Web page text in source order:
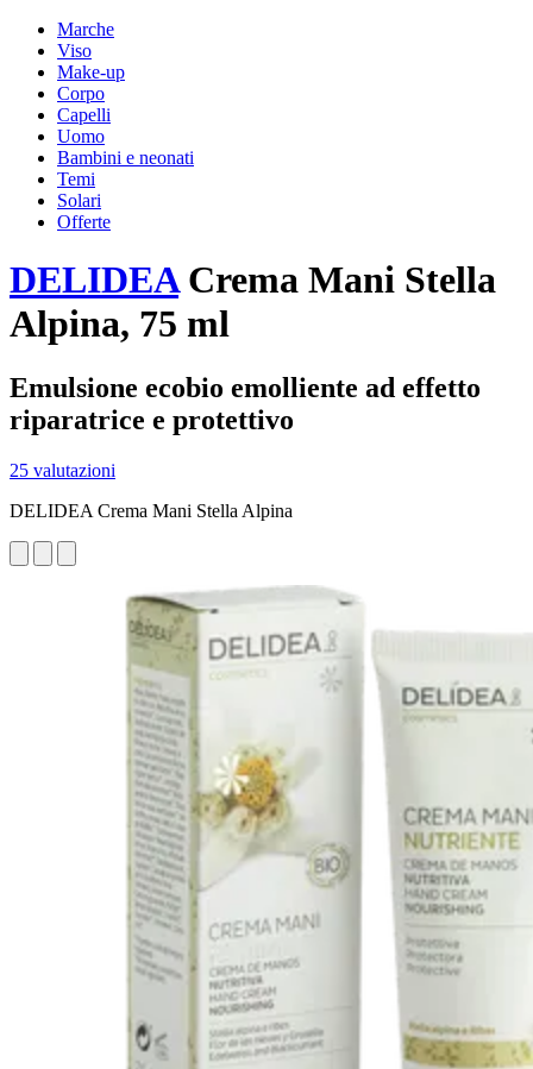
Marche
Viso
Make-up
Corpo
Capelli
Uomo
Bambini e neonati
Temi
Solari
Offerte
DELIDEACrema Mani Stella
Alpina, 75 ml
Emulsione ecobio emolliente ad effetto
riparatrice e protettivo
25 valutazioni
DELIDEA Crema Mani Stella Alpina